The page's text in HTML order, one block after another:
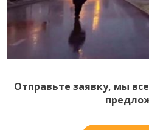
Отправьте заявку, мы